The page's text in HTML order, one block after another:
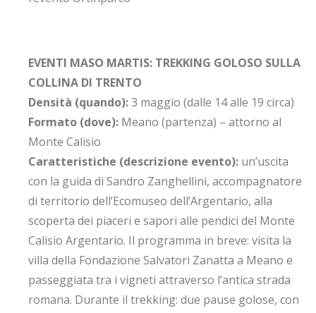
EVENTI MASO MARTIS: TREKKING GOLOSO SULLA
COLLINA DI TRENTO
Densità (quando):3 maggio (dalle 14 alle 19 circa)
Formato (dove): Meano (partenza) – attorno al
Monte Calisio
Caratteristiche (descrizione evento): un’uscita
con la guida di Sandro Zanghellini, accompagnatore
di territorio dell’Ecomuseo dell’Argentario, alla
scoperta dei piaceri e sapori alle pendici del Monte
Calisio Argentario. Il programma in breve: visita la
villa della Fondazione Salvatori Zanatta a Meano e
passeggiata tra i vigneti attraverso l’antica strada
romana. Durante il trekking: due pause golose, con